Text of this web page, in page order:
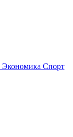
Экономика Спорт